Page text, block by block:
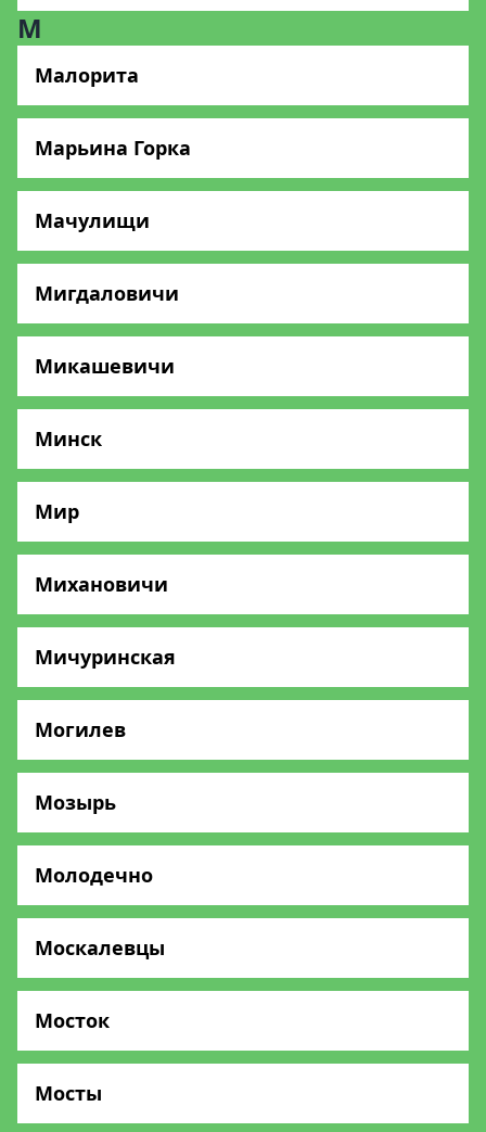
М
Малорита
Марьина Горка
Мачулищи
Мигдаловичи
Микашевичи
Минск
Мир
Михановичи
Мичуринская
Могилев
Мозырь
Молодечно
Москалевцы
Мосток
Мосты